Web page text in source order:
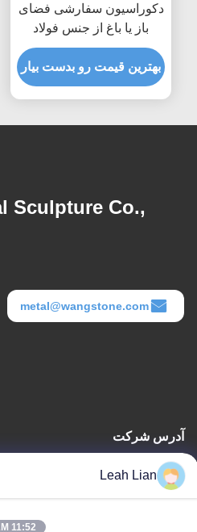
دکوراسیون سفارشی فضای
باز یا باغ از جنس فولاد
کورتن توخالی
بهترین قیمت رو بدست بیار
Sculpture Co.,
metal@wangstone.com
آدرس شرکت
شماره ۷۲، جاده یونگ جون،
Leah Lian
11:52 AM